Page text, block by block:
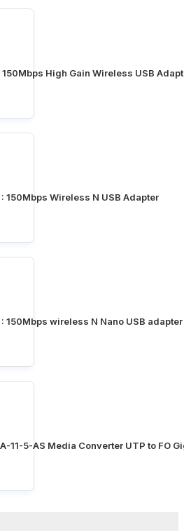
High Gain Wireless USB
150Mbps Wireless N USB Adapter
150Mbps wireless N Nano USB adapter
11-5-AS Media Converter UTP to FO